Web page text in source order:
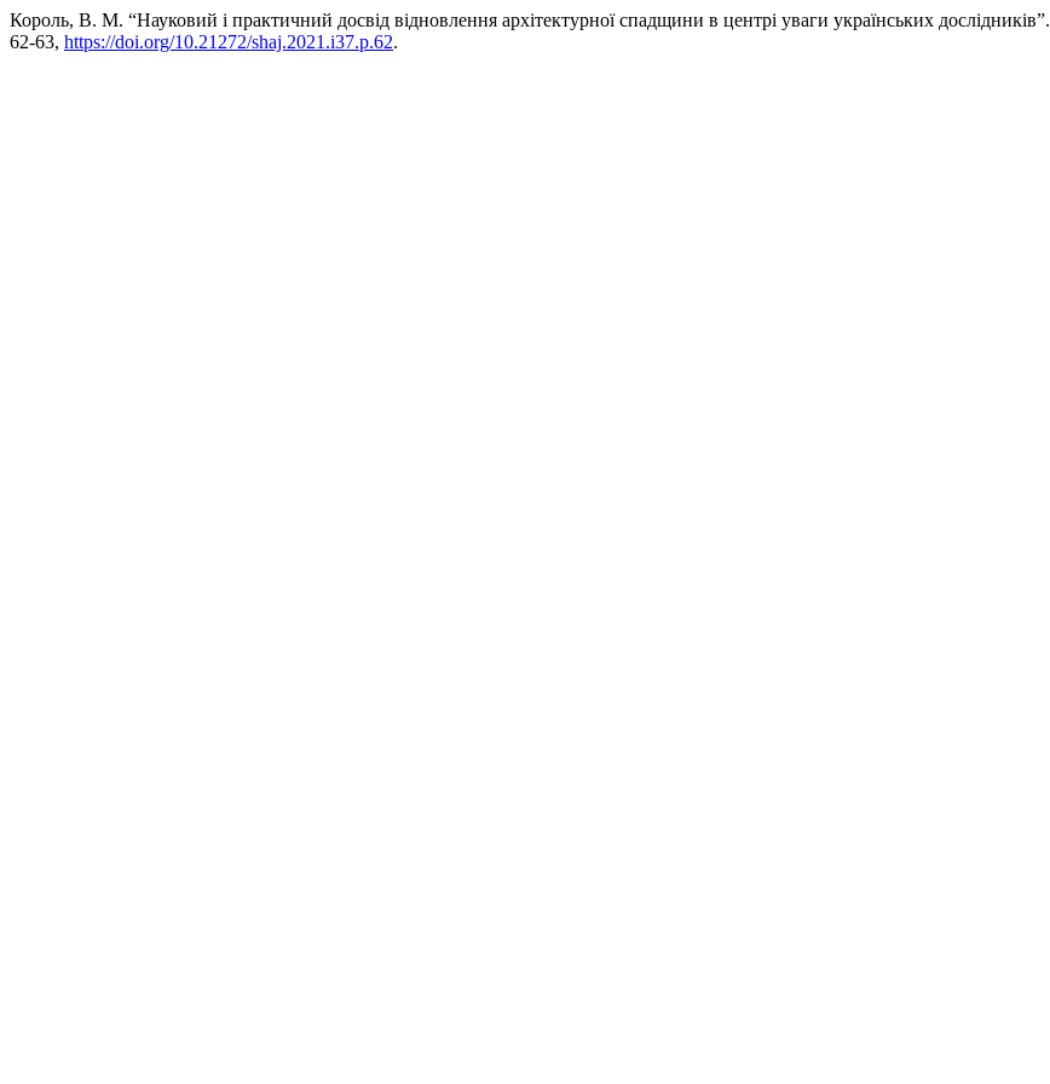
Король, В. М. “Науковий і практичний досвід відновлення архітектурної спадщини в центрі уваги українських дослідників”.
62-63, https://doi.org/10.21272/shaj.2021.i37.p.62.